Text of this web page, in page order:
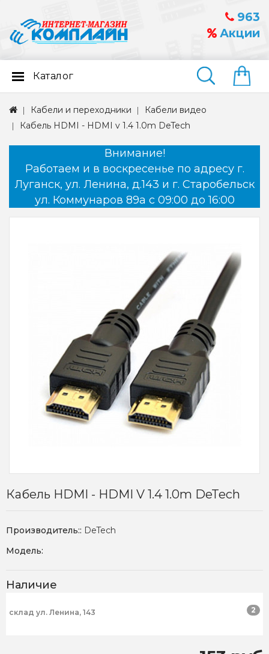
963
Акции
Найти
Каталог
Кабели и переходники
Кабели видео
Кабель HDMI - HDMI v 1.4 1.0m DeTech
Внимание!
Работаем и в воскресенье по адресу г.
Луганск, ул. Ленина, д.143 и г. Старобельск
ул. Коммунаров 89а с 09:00 до 16:00
Кабель HDMI - HDMI V 1.4 1.0m DeTech
Производитель:: DeTech
Модель:
Наличие
склад ул. Ленина, 143 2